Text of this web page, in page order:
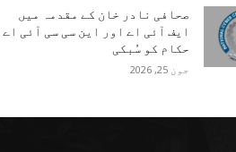
صحافی نادر خان کے مقدمہ میں
ایف آئی اے اور این سی سی آئی اے
حکام کو سُبکی
جون 25, 2026